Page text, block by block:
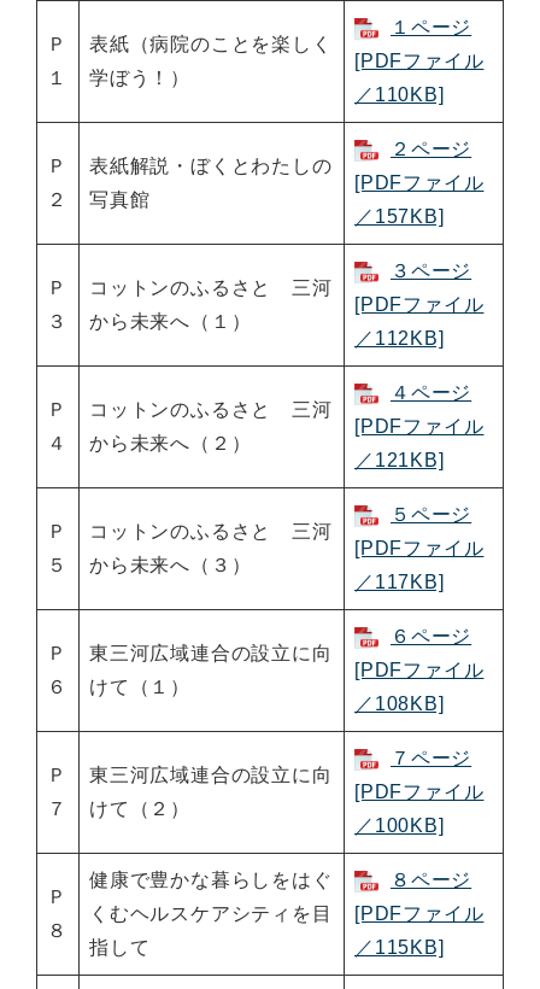
Ｐ
１
表紙（病院のことを楽しく
学ぼう！）
１ページ
[PDFファイル
／110KB]
Ｐ
２
表紙解説・ぼくとわたしの
写真館
２ページ
[PDFファイル
／157KB]
Ｐ
３
コットンのふるさと 三河
から未来へ（１）
３ページ
[PDFファイル
／112KB]
Ｐ
４
コットンのふるさと 三河
から未来へ（２）
４ページ
[PDFファイル
／121KB]
Ｐ
５
コットンのふるさと 三河
から未来へ（３）
５ページ
[PDFファイル
／117KB]
Ｐ
６
東三河広域連合の設立に向
けて（１）
６ページ
[PDFファイル
／108KB]
Ｐ
７
東三河広域連合の設立に向
けて（２）
７ページ
[PDFファイル
／100KB]
Ｐ
８
健康で豊かな暮らしをはぐ
くむヘルスケアシティを目
指して
８ページ
[PDFファイル
／115KB]